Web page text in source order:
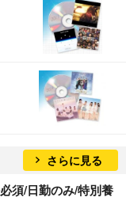
さらに見る
須/日勤のみ/特別養